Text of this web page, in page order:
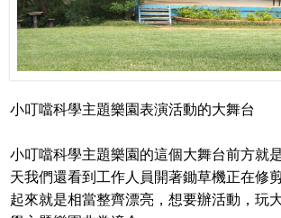
小叮噹科學主題樂園表演活動的大舞台
小叮噹科學主題樂園的這個大舞台前方就
天我們還看到工作人員開著鋤草機正在修
起來就是相當整齊漂亮，想要辦活動，玩